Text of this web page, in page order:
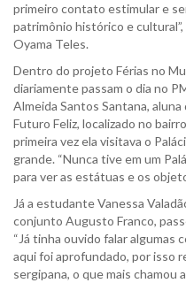
primeiro contato estimular e
patrimônio histórico e
Oyama Teles.
Dentro do projeto Férias no
diariamente passam o dia no
Almeida Santos Santana,
Futuro Feliz, localizado no
primeira vez ela visitava o
grande. “Nunca tive em um
para ver as estátuas e os
Já a estudante Vanessa
conjunto Augusto Franco,
“Já tinha ouvido falar algumas
aqui foi aprofundado, por isso
sergipana, o que mais chamou